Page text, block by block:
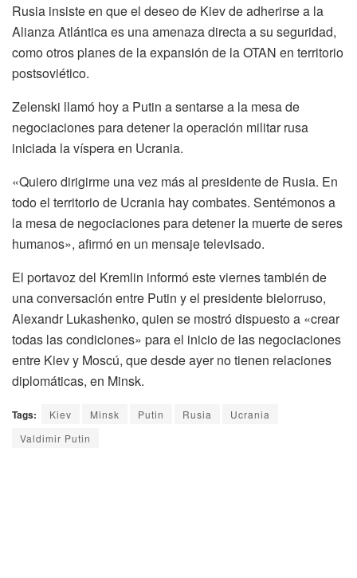
Rusia insiste en que el deseo de Kiev de adherirse a la
Alianza Atlántica es una amenaza directa a su seguridad,
como otros planes de la expansión de la OTAN en territorio
postsoviético.
Zelenski llamó hoy a Putin a sentarse a la mesa de
negociaciones para detener la operación militar rusa
iniciada la víspera en Ucrania.
«Quiero dirigirme una vez más al presidente de Rusia. En
todo el territorio de Ucrania hay combates. Sentémonos a
la mesa de negociaciones para detener la muerte de seres
humanos», afirmó en un mensaje televisado.
El portavoz del Kremlin informó este viernes también de
una conversación entre Putin y el presidente bielorruso,
Alexandr Lukashenko, quien se mostró dispuesto a «crear
todas las condiciones» para el inicio de las negociaciones
entre Kiev y Moscú, que desde ayer no tienen relaciones
diplomáticas, en Minsk.
Tags: Kiev Minsk Putin Rusia
Ucrania
Valdimir Putin